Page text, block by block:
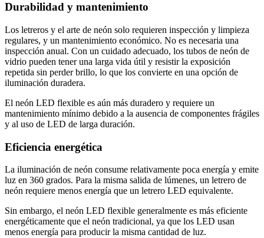
Durabilidad y mantenimiento
Los letreros y el arte de neón solo requieren inspección y limpieza
regulares, y un mantenimiento económico. No es necesaria una
inspección anual. Con un cuidado adecuado, los tubos de neón de
vidrio pueden tener una larga vida útil y resistir la exposición
repetida sin perder brillo, lo que los convierte en una opción de
iluminación duradera.
El neón LED flexible es aún más duradero y requiere un
mantenimiento mínimo debido a la ausencia de componentes frágiles
y al uso de LED de larga duración.
Eficiencia energética
La iluminación de neón consume relativamente poca energía y emite
luz en 360 grados. Para la misma salida de lúmenes, un letrero de
neón requiere menos energía que un letrero LED equivalente.
Sin embargo, el neón LED flexible generalmente es más eficiente
energéticamente que el neón tradicional, ya que los LED usan
menos energía para producir la misma cantidad de luz.